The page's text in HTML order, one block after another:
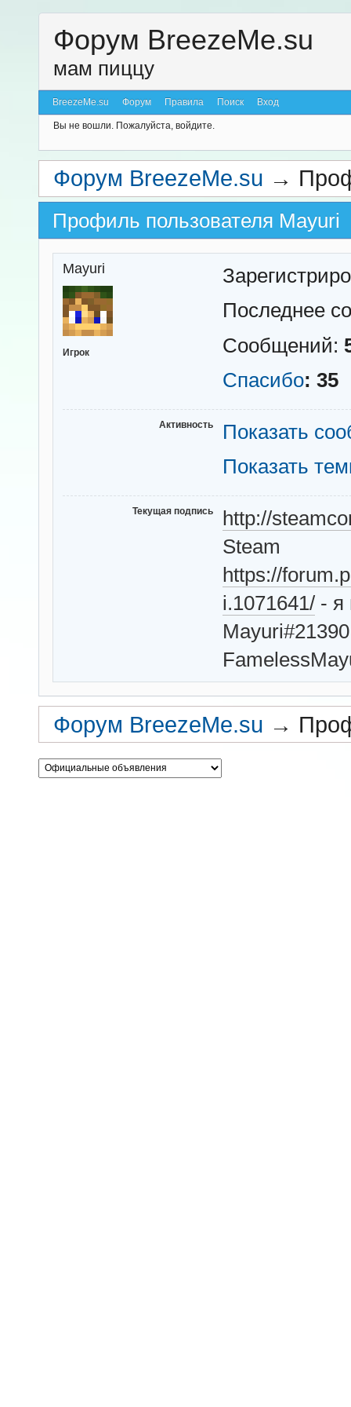
Форум BreezeMe.su
мам пиццу
BreezeMe.su Форум Правила Поиск Вход
Вы не вошли. Пожалуйста, войдите.
Форум BreezeMe.su →
Профиль пользователя Mayuri
Mayuri
Игрок
Последнее
Сообщений:
Спасибо: 35
Активность
Показать
Показать
Текущая подпись
http://
Steam
https://
i.1071641/ - я
Форум BreezeMe.su →